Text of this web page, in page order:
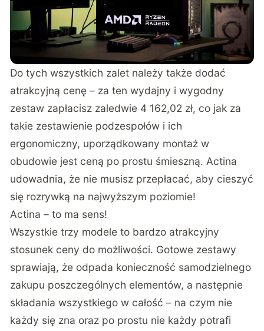
Do tych wszystkich zalet należy także dodać
atrakcyjną cenę – za ten wydajny i wygodny
zestaw zapłacisz zaledwie 4 162,02 zł, co jak za
takie zestawienie podzespołów i ich
ergonomiczny, uporządkowany montaż w
obudowie jest ceną po prostu śmieszną. Actina
udowadnia, że nie musisz przepłacać, aby cieszyć
się rozrywką na najwyższym poziomie!
Actina – to ma sens!
Wszystkie trzy modele to bardzo atrakcyjny
stosunek ceny do możliwości. Gotowe zestawy
sprawiają, że odpada konieczność samodzielnego
zakupu poszczególnych elementów, a następnie
składania wszystkiego w całość – na czym nie
każdy się zna oraz po prostu nie każdy potrafi